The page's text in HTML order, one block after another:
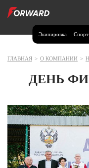
Экипировка Спорт
Москва и МО
Волгоградская область (1)
Воронежская область (1)
Иркутская область (2)
Калининградская область (1)
Кемеровская область (2)
Краснодарский край (5)
ГЛАВНАЯ > О КОМПАНИИ >
ДЕНЬ